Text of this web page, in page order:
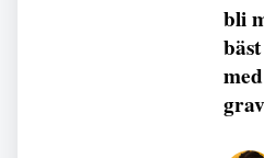
bli